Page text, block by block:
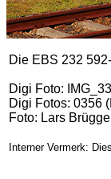
Die EBS 232
Digi Foto:
Digi Fotos: 0356
Foto: Lars
Interner Vermerk: